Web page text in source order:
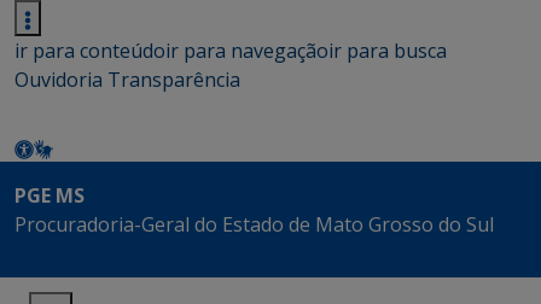
ir para conteúdoir para navegaçãoir para busca
Ouvidoria Transparência
PGE MS
Procuradoria-Geral do Estado de Mato Grosso do Sul